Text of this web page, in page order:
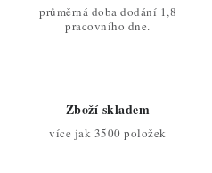
průměrná doba dodání 1,8
pracovního dne.
Zboží skladem
více jak 3500 položek